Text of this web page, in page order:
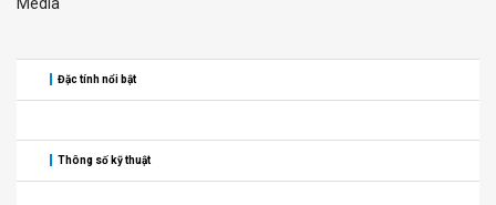
Đặc tính nổi bật
Thông số kỹ thuật